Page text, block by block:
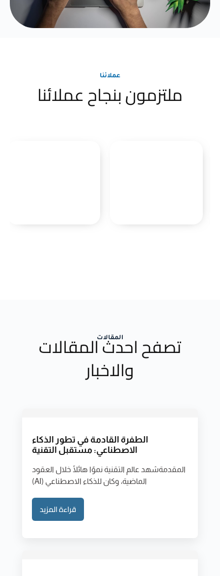
عملائنا
ملتزمون بنجاح عملائنا
المقالات
تصفح احدث المقالات
والاخبار
الطفرة القادمة في تطور الذكاء
الاصطناعي: مستقبل التقنية
المقدمةشهد عالم التقنية نموًا هائلًا خلال العقود
الماضية، وكان للذكاء الاصطناعي (AI)
قراءة المزيد